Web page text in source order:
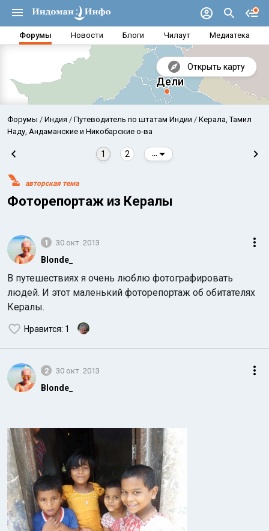
Форумы Новости Блоги Чилаут Медиатека
Открыть карту
Аравийское море
Форумы Индия Путеводитель по штатам Индии
Керала, Тамил
Наду, Андаманские и Никобарские о-ва
1 2
авторская тема
Фоторепортаж из Кералы
1 30 окт. 2013
Blonde_
В путешествиях я очень люблю фотографировать
людей. И этот маленький фоторепортаж об обитателях
Кералы.
Нравится: 1
2 30 окт. 2013
Blonde_